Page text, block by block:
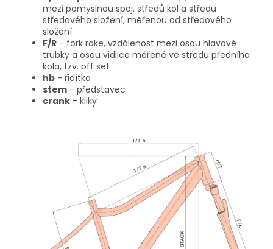
mezi pomyslnou spoj. středů kol a středu
středového složení, měřenou od středového
složení
F/R - fork rake, vzdálenost mezi osou hlavové
trubky a osou vidlice měřené ve středu předního
kola, tzv. off set
hb - řidítka
stem - představec
crank - kliky